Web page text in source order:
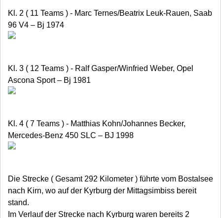
Kl. 2 ( 11 Teams ) - Marc Ternes/Beatrix Leuk-Rauen, Saab
96 V4 – Bj 1974
Kl. 3 ( 12 Teams ) - Ralf Gasper/Winfried Weber, Opel
Ascona Sport – Bj 1981
Kl. 4 ( 7 Teams ) - Matthias Kohn/Johannes Becker,
Mercedes-Benz 450 SLC – BJ 1998
Die Strecke ( Gesamt 292 Kilometer ) führte vom Bostalsee
nach Kirn, wo auf der Kyrburg der Mittagsimbiss bereit
stand.
Im Verlauf der Strecke nach Kyrburg waren bereits 2